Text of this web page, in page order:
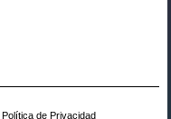
Política de Privacidad